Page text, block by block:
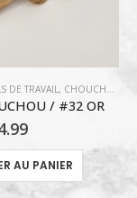
DE TRAVAIL, CHOUCHOU
AU PANIER